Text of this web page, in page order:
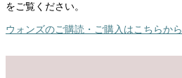
をご覧ください。
ウォンズのご購読・ご購入はこちらから